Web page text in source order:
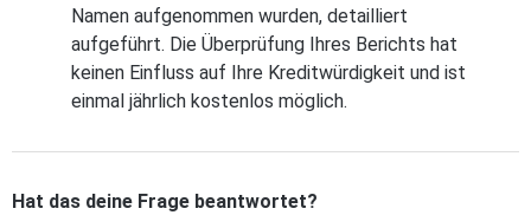
Namen aufgenommen wurden, detailliert
aufgeführt. Die Überprüfung Ihres Berichts hat
keinen Einfluss auf Ihre Kreditwürdigkeit und ist
einmal jährlich kostenlos möglich.
Hat das deine Frage beantwortet?